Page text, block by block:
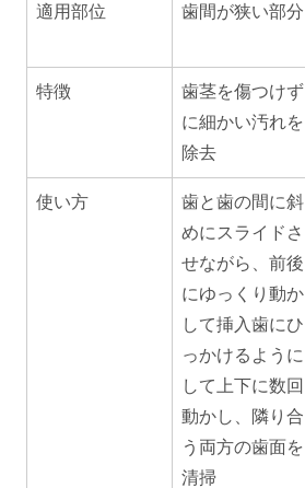
適用部位 歯間が狭い部分
特徴
歯茎を傷つけず
に細かい汚れを
除去
使い方
歯と歯の間に斜
めにスライドさ
せながら、前後
にゆっくり動か
して挿入歯にひ
っかけるように
して上下に数回
動かし、隣り合
う両方の歯面を
清掃